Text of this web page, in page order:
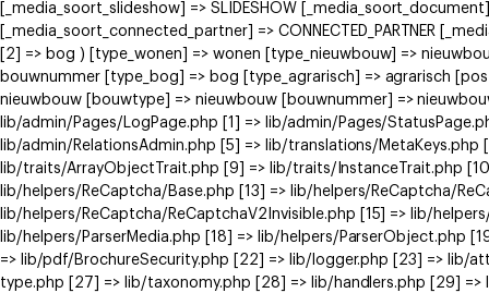
[_media_soort_slideshow] => SLIDESHOW
[_media_soort_connected_partner] => CONNECTED_PARTNER
[2] => bog ) [type_wonen] => wonen [type_nieuwbouw] =>
bouwnummer [type_bog] => bog [type_agrarisch] => agrarisch
nieuwbouw [bouwtype] => nieuwbouw [bouwnummer] =>
lib/admin/Pages/LogPage.php [1] => lib/admin/Pages/
lib/admin/RelationsAdmin.php [5] => lib/translations/
lib/traits/ArrayObjectTrait.php [9] => lib/traits/InstanceTrait.php
lib/helpers/ReCaptcha/Base.php [13] => lib/helpers/ReCaptcha/
lib/helpers/ReCaptcha/ReCaptchaV2Invisible.php [15] => lib/
lib/helpers/ParserMedia.php [18] => lib/helpers/ParserObject.php
=> lib/pdf/BrochureSecurity.php [22] => lib/logger.php [23] => lib/
type.php [27] => lib/taxonomy.php [28] => lib/handlers.php [29]